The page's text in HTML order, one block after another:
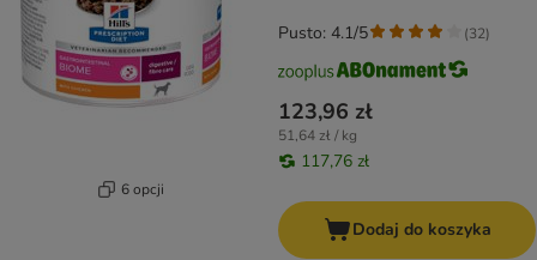
6 opcji
123,96 zł
51,64 zł / kg
117,76 zł
Pusto: 4.1/5 (32)
Dodaj do koszyka